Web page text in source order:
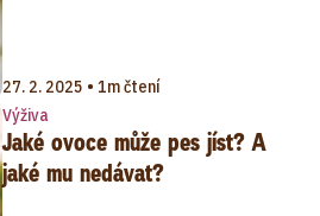
27. 2. 2025 • 1m čtení
Výživa
Jaké ovoce může pes jíst? A
jaké mu nedávat?